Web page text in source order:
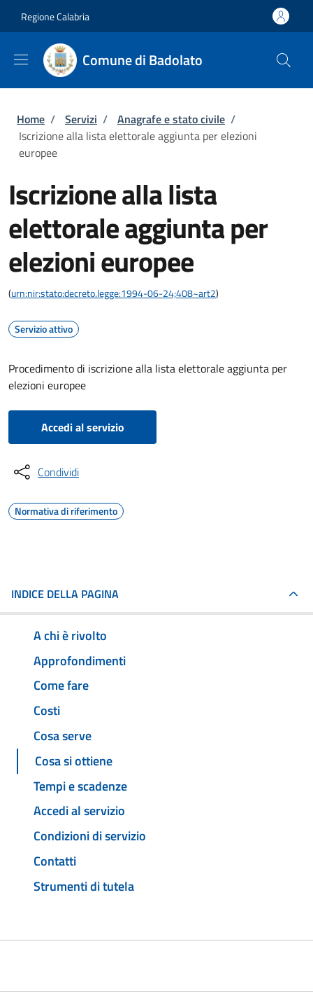
Regione Calabria
Comune di Badolato
Briciole di pane
Home / Servizi / Anagrafe e stato civile /
Iscrizione alla lista elettorale aggiunta per elezioni
europee
Iscrizione alla lista
elettorale aggiunta per
elezioni europee
(urn:nir:stato:decreto.legge:1994-06-24;408~art2)
Servizio attivo
Procedimento di iscrizione alla lista elettorale aggiunta per
elezioni europee
Accedi al servizio
Condividi
Normativa di riferimento
INDICE DELLA PAGINA
A chi è rivolto
Approfondimenti
Come fare
Costi
Cosa serve
Cosa si ottiene
Tempi e scadenze
Accedi al servizio
Condizioni di servizio
Contatti
Strumenti di tutela